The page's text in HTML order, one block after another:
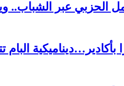
الحزبي عبر الشباب..
البام